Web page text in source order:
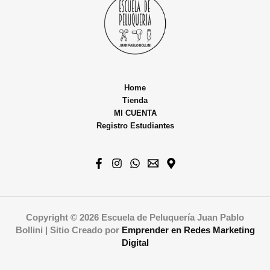
Home
Tienda
MI CUENTA
Registro Estudiantes
Copyright © 2026 Escuela de Peluquería Juan Pablo
Bollini | Sitio Creado por Emprender en Redes Marketing
Digital